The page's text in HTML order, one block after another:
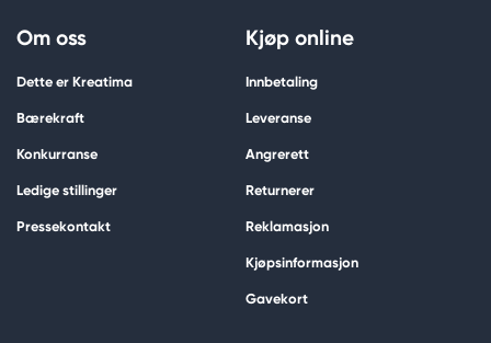
Om oss
Dette er Kreatima
Bærekraft
Konkurranse
Ledige stillinger
Pressekontakt
Kjøp online
Innbetaling
Leveranse
Angrerett
Returnerer
Reklamasjon
Kjøpsinformasjon
Gavekort